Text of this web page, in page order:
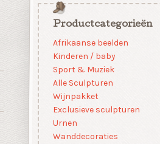
Productcategorieën
Afrikaanse beelden
Kinderen / baby
Sport & Muziek
Alle Sculpturen
Wijnpakket
Exclusieve sculpturen
Urnen
Wanddecoraties